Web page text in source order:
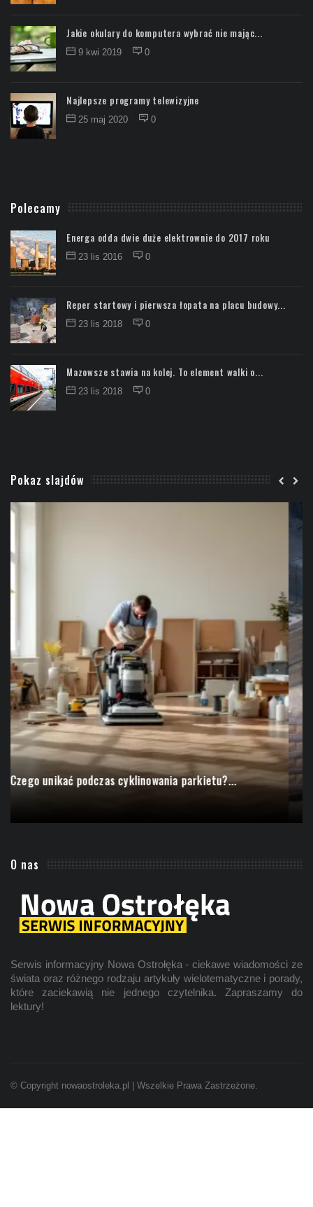
Jakie okulary do komputera wybrać nie mając...
9 kwi 2019 0
Najlepsze programy telewizyjne
25 maj 2020 0
Polecamy
Energa odda dwie duże elektrownie do 2017 roku
23 lis 2016 0
Reper startowy i pierwsza łopata na placu budowy...
23 lis 2018 0
Mazowsze stawia na kolej. To element walki o...
23 lis 2018 0
Pokaz slajdów
Czego unikać podczas cyklinowania parkietu?...
O nas
Serwis informacyjny Nowa Ostrołęka - ciekawe wiadomości ze
świata oraz różnego rodzaju artykuły wielotematyczne i porady,
które zaciekawią nie jednego czytelnika. Zapraszamy do
lektury!
© Copyright nowaostroleka.pl | Wszelkie Prawa Zastrzeżone.